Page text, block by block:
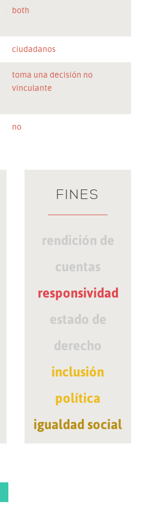
both
ciudadanos
toma una decisión no
vinculante
no
FINES
rendición de
cuentas
responsividad
estado de
derecho
inclusión
política
igualdad social